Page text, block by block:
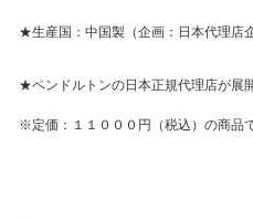
★生産国：中国製（企画：日本代理店
★ペンドルトンの日本正規代理店が展
※定価：１１０００円（税込）の商品